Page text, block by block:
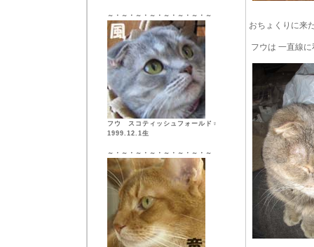
～・～・～・～・～・～・～・～
フウ スコティッシュフォールド♀
1999.12.1生
～・～・～・～・～・～・～・～
おちょくりに来
フウは 一直線